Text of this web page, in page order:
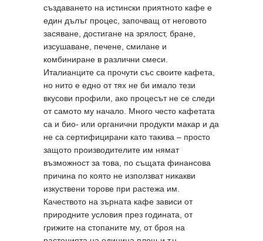
създаването на истински приятното кафе е
един дълъг процес, започващ от неговото
засяване, достигане на зрялост, бране,
изсушаване, печене, смилане и
комбиниране в различни смеси.
Италианците са прочути със своите кафета,
но нито е едно от тях не би имало тези
вкусови профили, ако процесът не се следи
от самото му начало. Много често кафетата
са и био- или органични продукти макар и да
не са сертифицирани като такива – просто
защото производителите им нямат
възможност за това, по същата финансова
причина по която не използват никакви
изкуствени торове при растежа им.
Качеството на зърната кафе зависи от
природните условия през годината, от
грижите на стопаните му, от броя на